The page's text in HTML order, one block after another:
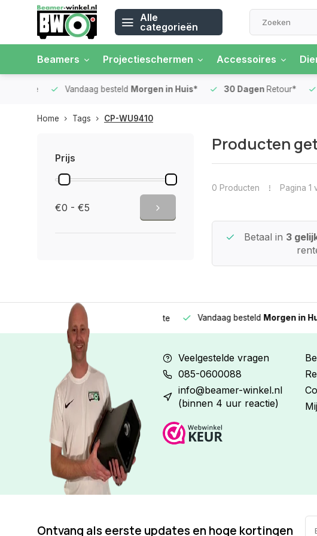
Alle
categorieën
Beamers Projectieschermen Accessoires
Vandaag besteldMorgen in Huis* 30 DagenRetour*
Home Tags CP-WU9410
Prijs
€0 - €5
Producten
0 Producten Pagina 1
Beste Service Garantie Betaal in 3
3 gelijke delen Vandaag besteldMorgen in Huis*
Veelgestelde vragen
085-0600088
info@beamer-winkel.nl
(binnen 4 uur reactie)
Ontvang als eerste updates en hoge kortingen